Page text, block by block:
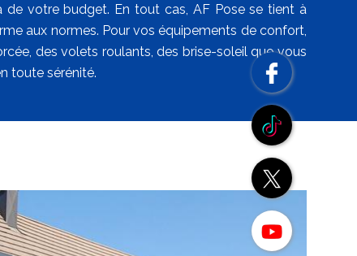
votre budget. En tout cas, AF Pose se tient à
aux normes. Pour vos équipements de confort,
des volets roulants, des brise-soleil que vous
toute sérénité.